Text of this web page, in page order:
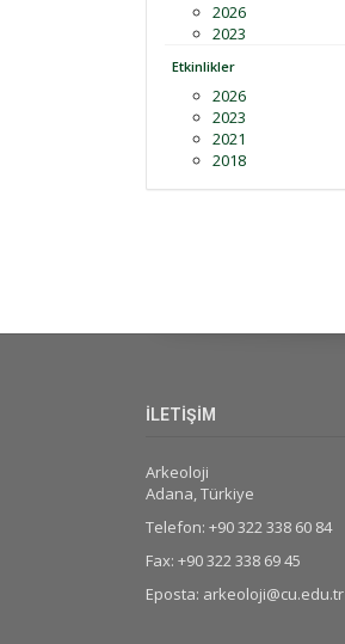
2026
2023
Etkinlikler
2026
2023
2021
2018
İLETİŞİM
Arkeoloji
Adana, Türkiye
Telefon: +90 322 338 60 84
Fax: +90 322 338 69 45
Eposta: arkeoloji@cu.edu.tr